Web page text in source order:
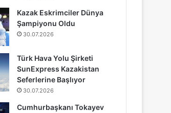
Kazak Eskrimciler Dünya
Şampiyonu Oldu
30.07.2026
Türk Hava Yolu Şirketi
SunExpress Kazakistan
Seferlerine Başlıyor
30.07.2026
Cumhurbaşkanı Tokayev